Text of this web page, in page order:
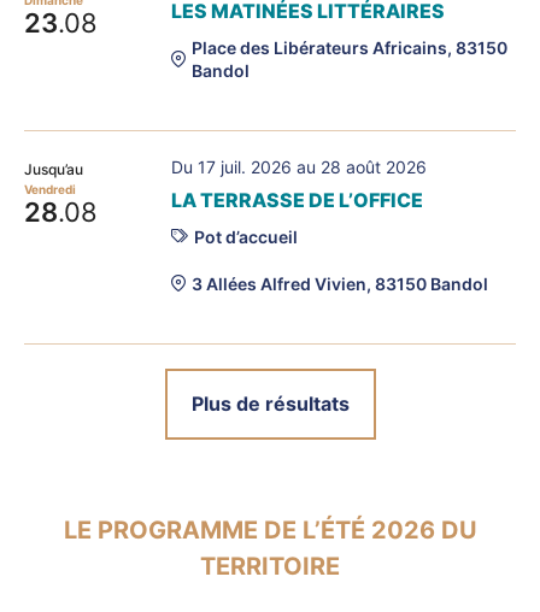
23.08 LES MATINÉES LITTÉRAIRES
Place des Libérateurs Africains, 83150
Bandol
Jusqu’au
Vendredi
28.08
Du 17 juil. 2026 au 28 août 2026
LA TERRASSE DE L’OFFICE
Pot d’accueil
3 Allées Alfred Vivien, 83150 Bandol
Plus de résultats
LE PROGRAMME DE L’ÉTÉ 2026 DU
TERRITOIRE